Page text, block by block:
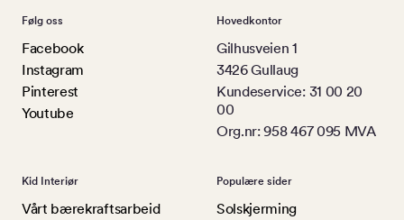
Følg oss
Facebook
Instagram
Pinterest
Youtube
Hovedkontor
Gilhusveien 1
3426 Gullaug
Kundeservice: 31 00 20
00
Org.nr: 958 467 095 MVA
Kid Interiør
Vårt bærekraftsarbeid
Populære sider
Solskjerming